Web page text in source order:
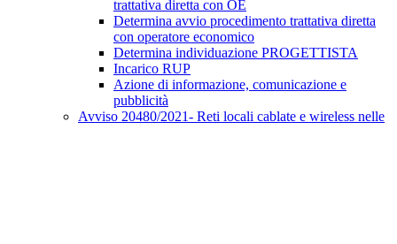
trattativa diretta con OE
Determina avvio procedimento trattativa diretta
con operatore economico
Determina individuazione PROGETTISTA
Incarico RUP
Azione di informazione, comunicazione e
pubblicità
Avviso 20480/2021- Reti locali cablate e wireless nelle